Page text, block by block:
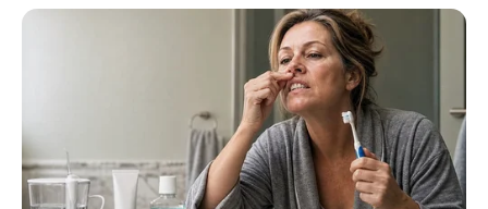
στην Google
Ανακαλύψτε περισσότερα άρθρα στα αποτελέσματα